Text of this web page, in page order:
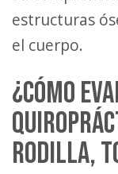
estructuras
el cuerpo.
¿CÓMO
RODILLA,